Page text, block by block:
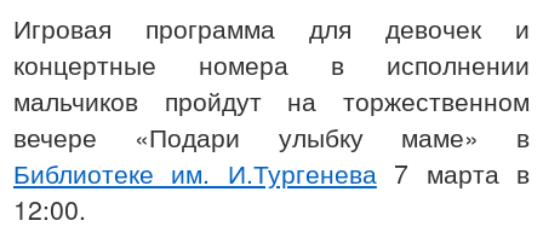
Игровая программа для девочек и
концертные номера в исполнении
мальчиков пройдут на торжественном
вечере «Подари улыбку маме» в
Библиотеке им. И.Тургенева7 марта в
12:00.